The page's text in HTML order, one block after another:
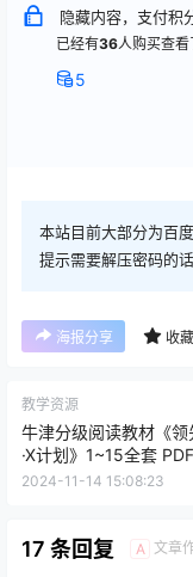
隐藏内容，支付积
已经有36人购买查
5
本站目前大部分为百
提示需要解压密码的
海报分享 收藏
教学资源
牛津分级阅读教材《领
·X计划》1~15全套
+练习册
2024-11-14 15:08:23
17 条回复 A 文章